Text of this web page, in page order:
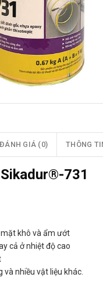
ĐÁNH GIÁ (0) THÔNG
731
khô và ẩm ướt
cả ở nhiệt độ cao
và nhiều vật liệu khác.